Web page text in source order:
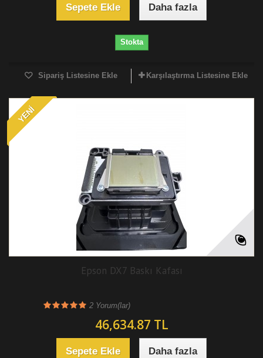
Sepete Ekle Daha fazla
Stokta
Sipariş Listesine Ekle Karşılaştırma Listesine Ekle
YENI
Epson DX7 Baskı Kafası
2 Yorum(lar)
46,634.87 TL
Sepete Ekle Daha fazla